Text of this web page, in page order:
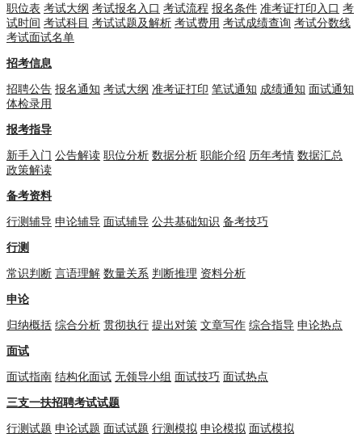
职位表 考试大纲 考试报名入口 考试流程 报名条件 准考证打印入口 考
试时间 考试科目 考试试题及解析 考试费用 考试成绩查询 考试分数线
考试面试名单
招考信息
招聘公告 报名通知 考试大纲 准考证打印 笔试通知 成绩通知 面试通知
体检录用
报考指导
新手入门 公告解读 职位分析 数据分析 职能介绍 历年考情 数据汇总
政策解读
备考资料
行测辅导 申论辅导 面试辅导 公共基础知识 备考技巧
行测
常识判断 言语理解 数量关系 判断推理 资料分析
申论
归纳概括 综合分析 贯彻执行 提出对策 文章写作 综合指导 申论热点
面试
面试指南 结构化面试 无领导小组 面试技巧 面试热点
三支一扶招聘考试试题
行测试题 申论试题 面试试题 行测模拟 申论模拟 面试模拟